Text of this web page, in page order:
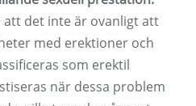
det inte är ovanligt att
med erektioner och
som erektil
när dessa problem